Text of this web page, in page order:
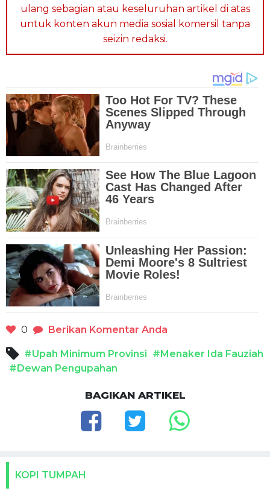
ulang sebagian atau keseluruhan artikel di atas
untuk konten akun media sosial komersil tanpa
seizin redaksi.
0 Berikan Komentar Anda
#Upah Minimum Provinsi #Menaker Ida Fauziah
#Dewan Pengupahan
BAGIKAN ARTIKEL
KOPI TUMPAH